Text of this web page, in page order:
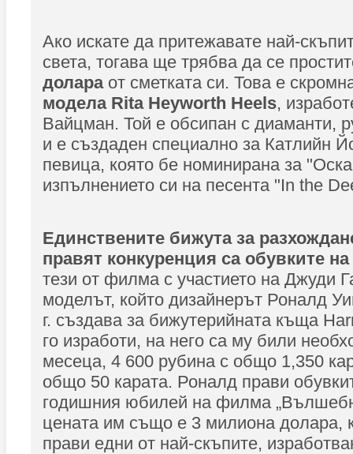
Ако искате да притежавате най-
света, тогава ще трябва да се
долара от сметката си. Това е
модела Rita Heyworth Heels,
Вайцман. Той е обсипан с диаманти,
и е създаден специално за Катлийн
певица, която бе номинирана за
изпълнението си на песента "In the
Единствените бижута за
правят конкуренция са обувките
тези от филма с участието на Джуди
моделът, който дизайнерът Роналд
г. създава за бижутерийната къща
го изработи, на него са му били
месеца, 4 600 рубина с общо 1,350
общо 50 карата. Роналд прави
годишния юбилей на филма
цената им също е 3 милиона долара,
прави едни от най-скъпите,